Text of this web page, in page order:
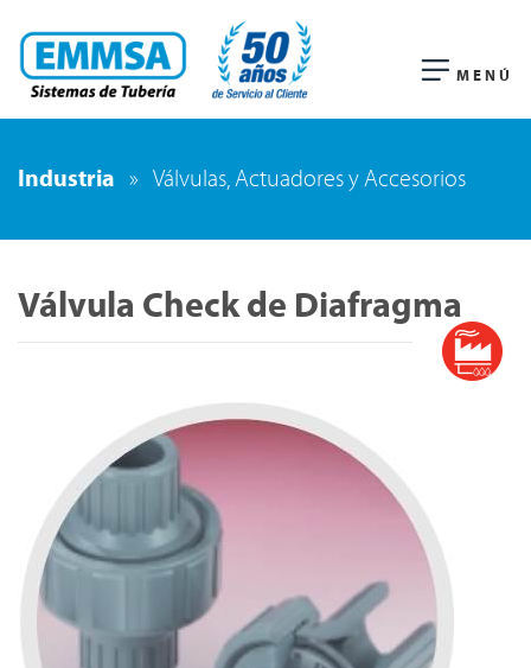
MENÚ
Industria » Válvulas, Actuadores y Accesorios
Válvula Check de Diafragma